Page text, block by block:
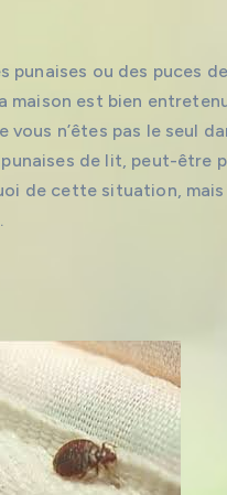
punaises ou des puces
maison est bien
n’êtes pas le seul
de lit, peut-être
de cette situation,